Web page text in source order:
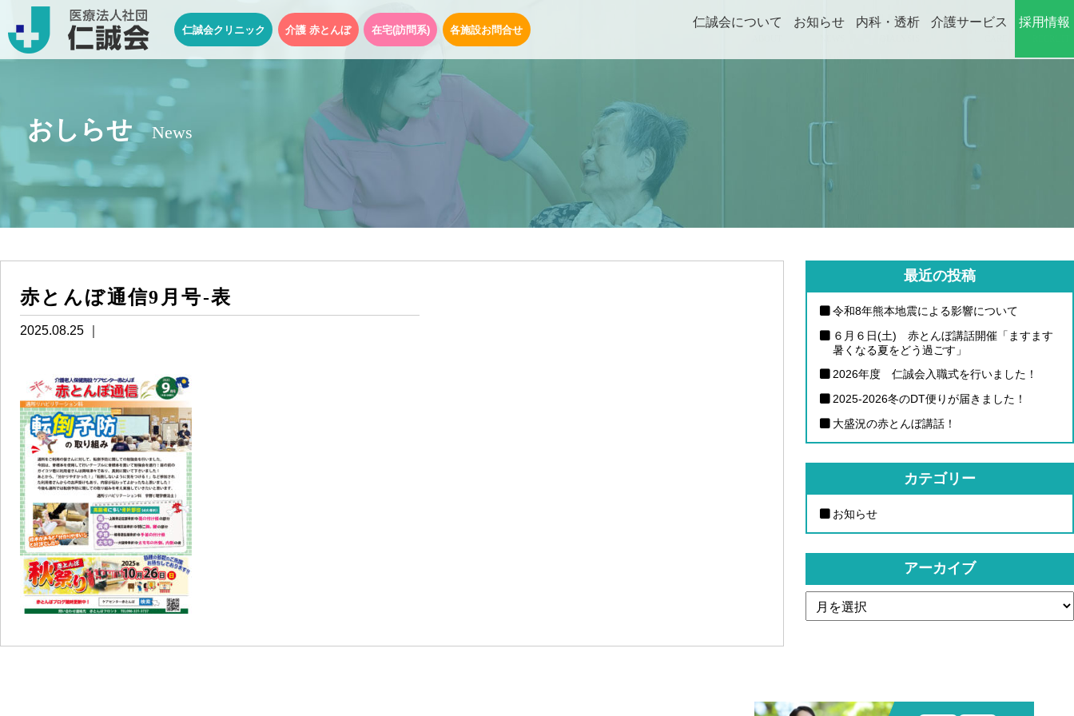
仁誠会クリニック 介護 赤とんぼ 在宅(訪問系) 各施設お問合せ
仁誠会について お知らせ 内科・透析 介護サービス 採用情報
おしらせ News
赤とんぼ通信9月号-表
2025.08.25 ｜
最近の投稿
令和8年熊本地震による影響について
６月６日(土) 赤とんぼ講話開催「ますます
暑くなる夏をどう過ごす」
2026年度 仁誠会入職式を行いました！
2025-2026冬のDT便りが届きました！
大盛況の赤とんぼ講話！
カテゴリー
お知らせ
アーカイブ